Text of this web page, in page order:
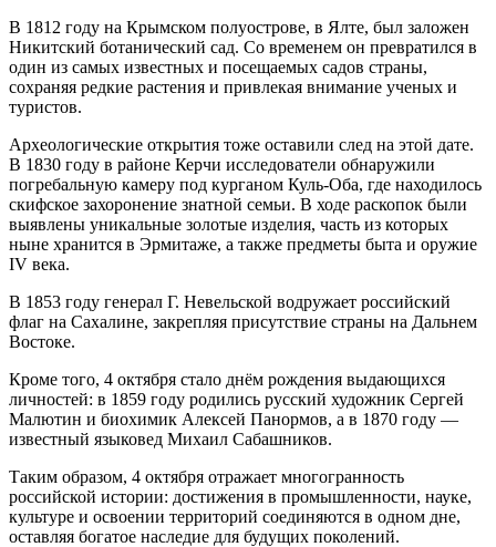
В 1812 году на Крымском полуострове, в Ялте, был заложен
Никитский ботанический сад. Со временем он превратился в
один из самых известных и посещаемых садов страны,
сохраняя редкие растения и привлекая внимание ученых и
туристов.
Археологические открытия тоже оставили след на этой дате.
В 1830 году в районе Керчи исследователи обнаружили
погребальную камеру под курганом Куль-Оба, где находилось
скифское захоронение знатной семьи. В ходе раскопок были
выявлены уникальные золотые изделия, часть из которых
ныне хранится в Эрмитаже, а также предметы быта и оружие
IV века.
В 1853 году генерал Г. Невельской водружает российский
флаг на Сахалине, закрепляя присутствие страны на Дальнем
Востоке.
Кроме того, 4 октября стало днём рождения выдающихся
личностей: в 1859 году родились русский художник Сергей
Малютин и биохимик Алексей Панормов, а в 1870 году —
известный языковед Михаил Сабашников.
Таким образом, 4 октября отражает многогранность
российской истории: достижения в промышленности, науке,
культуре и освоении территорий соединяются в одном дне,
оставляя богатое наследие для будущих поколений.